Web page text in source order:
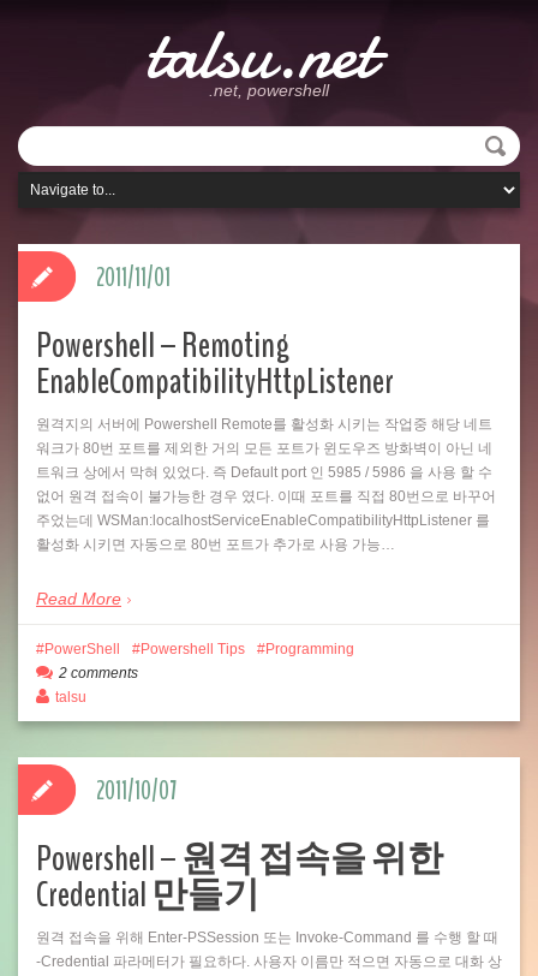
talsu.net
.net, powershell
Powershell – Remoting
EnableCompatibilityHttpListener
원격지의 서버에 Powershell Remote를 활성화 시키는 작업중 해당 네트
워크가 80번 포트를 제외한 거의 모든 포트가 윈도우즈 방화벽이 아닌 네
트워크 상에서 막혀 있었다. 즉 Default port 인 5985 / 5986 을 사용 할 수
없어 원격 접속이 불가능한 경우 였다. 이때 포트를 직접 80번으로 바꾸어
주었는데 WSMan:localhostServiceEnableCompatibilityHttpListener 를
활성화 시키면 자동으로 80번 포트가 추가로 사용 가능…
Read More
2011/11/01
PowerShell Powershell Tips
Programming
2 comments
talsu
Powershell – 원격 접속을 위한
Credential 만들기
원격 접속을 위해 Enter-PSSession 또는 Invoke-Command 를 수행 할 때
-Credential 파라메터가 필요하다. 사용자 이름만 적으면 자동으로 대화 상
2011/10/07